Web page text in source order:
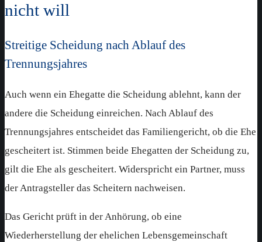
nicht will
Streitige Scheidung nach Ablauf des
Trennungsjahres
Auch wenn ein Ehegatte die Scheidung ablehnt, kann der
andere die Scheidung einreichen. Nach Ablauf des
Trennungsjahres entscheidet das Familiengericht, ob die Ehe
gescheitert ist. Stimmen beide Ehegatten der Scheidung zu,
gilt die Ehe als gescheitert. Widerspricht ein Partner, muss
der Antragsteller das Scheitern nachweisen.
Das Gericht prüft in der Anhörung, ob eine
Wiederherstellung der ehelichen Lebensgemeinschaft